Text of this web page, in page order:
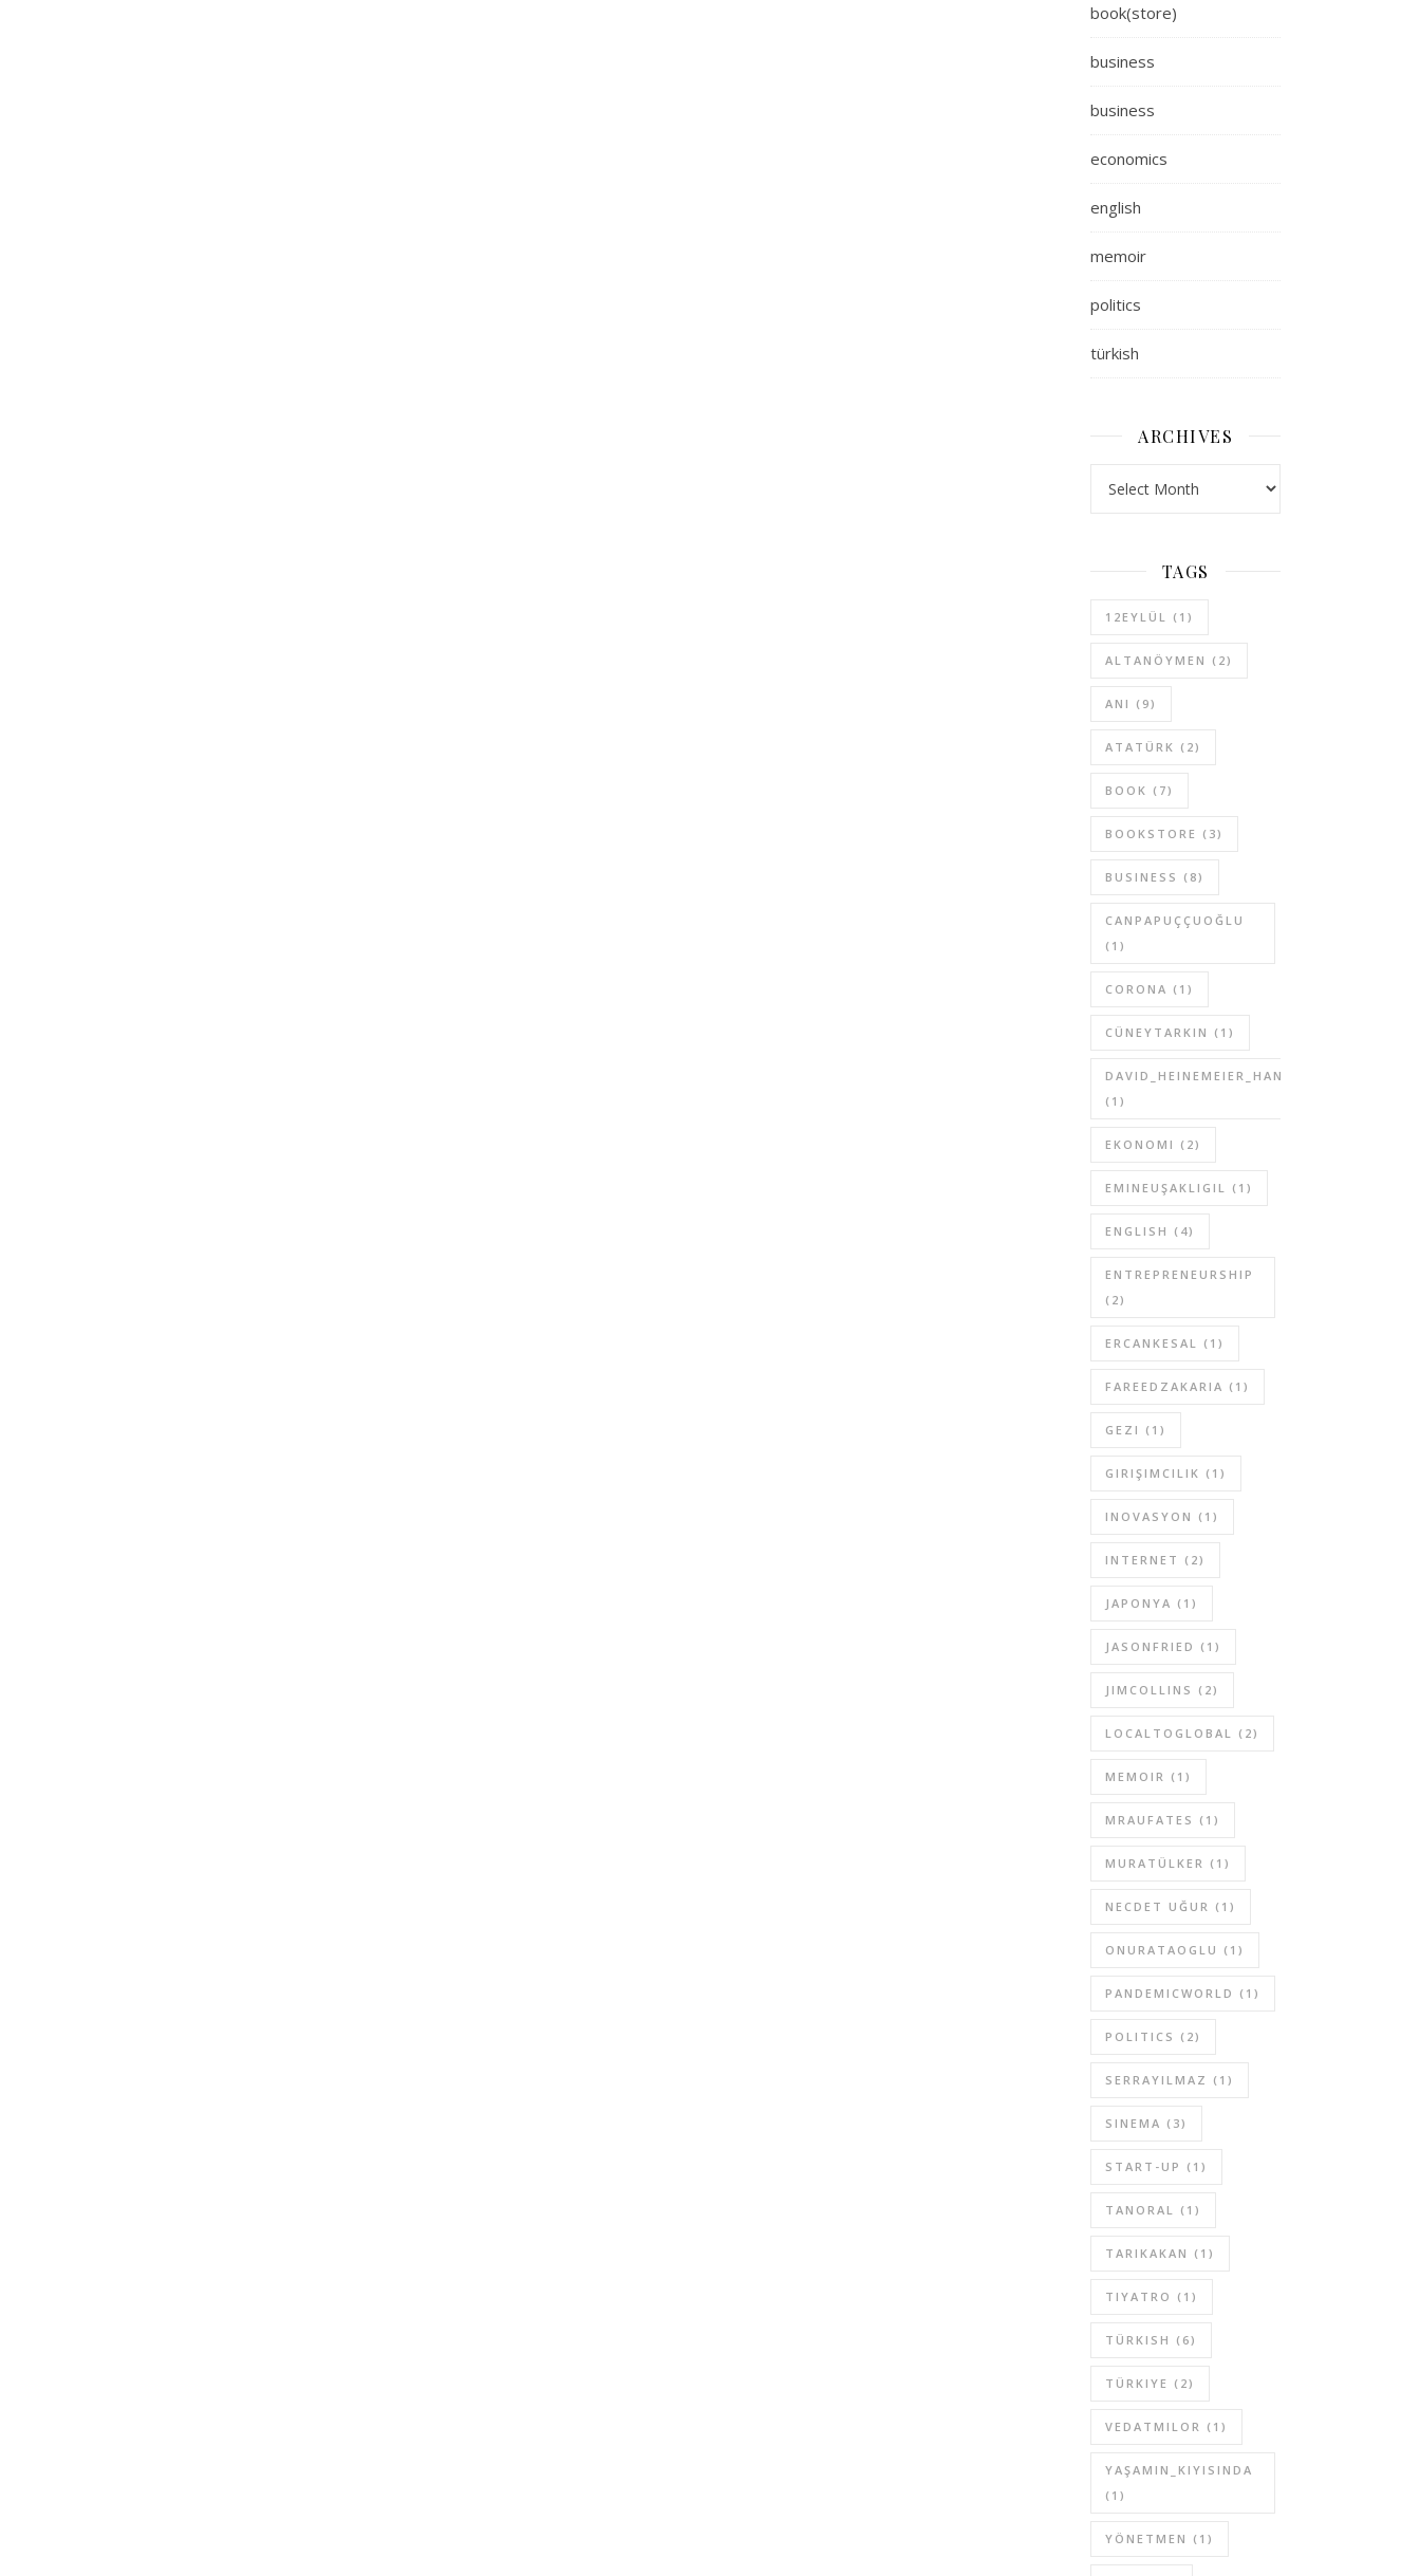
book(store)
business
business
economics
english
memoir
politics
türkish
ARCHIVES
TAGS
12EYLÜL (1)
ALTANÖYMEN (2)
ANI (9)
ATATÜRK (2)
BOOK (7)
BOOKSTORE (3)
BUSINESS (8)
CANPAPUÇÇUOĞLU
(1)
CORONA (1)
CÜNEYTARKIN (1)
DAVID_HEINEMEIER_HANSSON
(1)
EKONOMI (2)
EMINEUŞAKLIGIL (1)
ENGLISH (4)
ENTREPRENEURSHIP
(2)
ERCANKESAL (1)
FAREEDZAKARIA (1)
GEZI (1)
GIRIŞIMCILIK (1)
INOVASYON (1)
INTERNET (2)
JAPONYA (1)
JASONFRIED (1)
JIMCOLLINS (2)
LOCALTOGLOBAL (2)
MEMOIR (1)
MRAUFATES (1)
MURATÜLKER (1)
NECDET UĞUR (1)
ONURATAOGLU (1)
PANDEMICWORLD (1)
POLITICS (2)
SERRAYILMAZ (1)
SINEMA (3)
START-UP (1)
TANORAL (1)
TARIKAKAN (1)
TIYATRO (1)
TÜRKISH (6)
TÜRKIYE (2)
VEDATMILOR (1)
YAŞAMIN_KIYISINDA
(1)
YÖNETMEN (1)